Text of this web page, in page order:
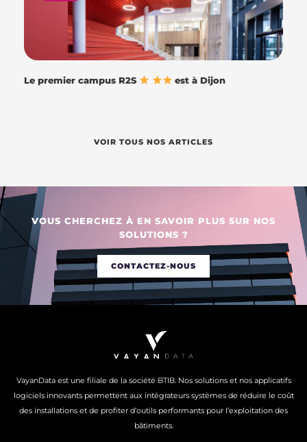
Le premier campus R2S est à Dijon
VOIR TOUS NOS ARTICLES
VOUS CHERCHEZ À EN SAVOIR PLUS SUR NOS
SOLUTIONS ?
CONTACTEZ-NOUS
VayanData est une filiale de la société BTIB. Nos solutions et nos applicatifs
logiciels innovants permettent aux intégrateurs systèmes de réduire le coût
des installations et de profiter d’outils performants pour l’exploitation des
bâtiments.